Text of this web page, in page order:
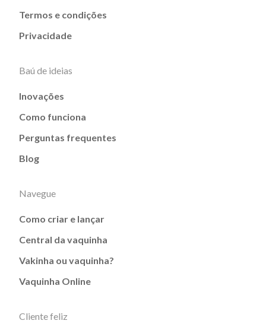
Termos e condições
Privacidade
Baú de ideias
Inovações
Como funciona
Perguntas frequentes
Blog
Navegue
Como criar e lançar
Central da vaquinha
Vakinha ou vaquinha?
Vaquinha Online
Cliente feliz